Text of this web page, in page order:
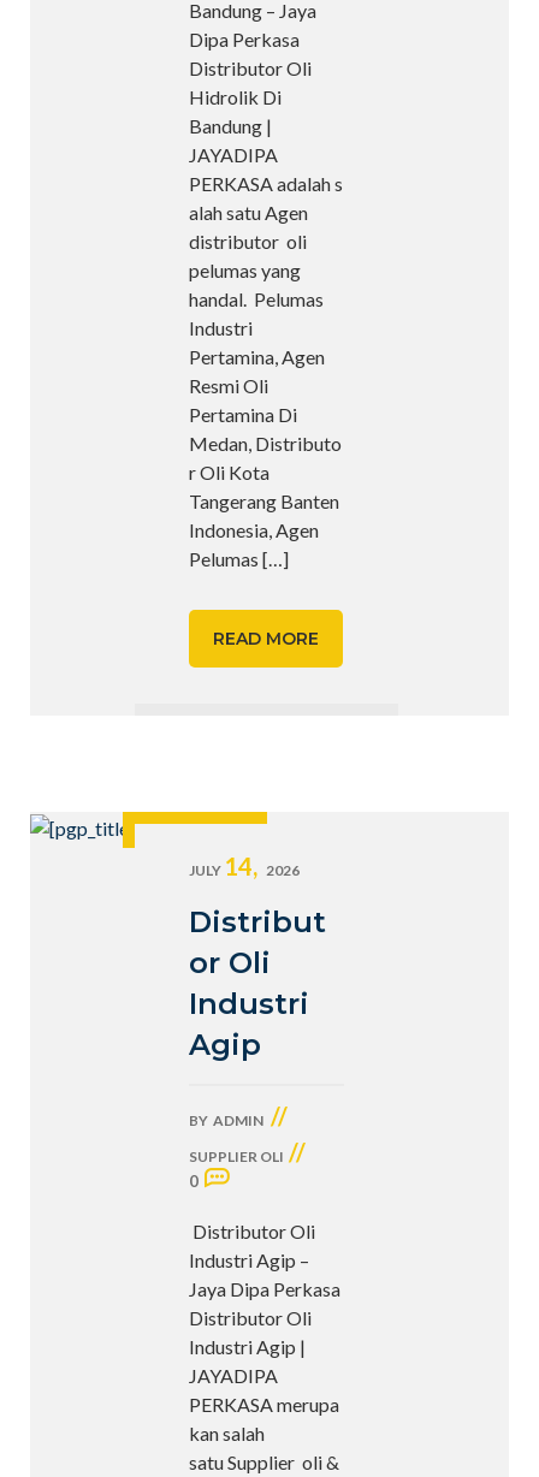
Bandung – Jaya
Dipa Perkasa
Distributor Oli
Hidrolik Di
Bandung |
JAYADIPA
PERKASA adalah s
alah satu Agen
distributor oli
pelumas yang
handal. Pelumas
Industri
Pertamina, Agen
Resmi Oli
Pertamina Di
Medan, Distributo
r Oli Kota
Tangerang Banten
Indonesia, Agen
Pelumas […]
READ MORE
JULY 14, 2026
Distribut
or Oli
Industri
Agip
BY ADMIN //
SUPPLIER OLI //
0
Distributor Oli
Industri Agip –
Jaya Dipa Perkasa
Distributor Oli
Industri Agip |
JAYADIPA
PERKASA merupa
kan salah
satu Supplier oli &